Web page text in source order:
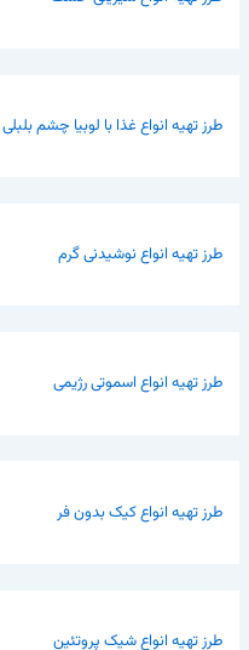
طرز تهیه انواع غذا با لوبیا چشم بلبلی
طرز تهیه انواع نوشیدنی گرم
طرز تهیه انواع اسموتی رژیمی
طرز تهیه انواع کیک بدون فر
طرز تهیه انواع شیک پروتئین